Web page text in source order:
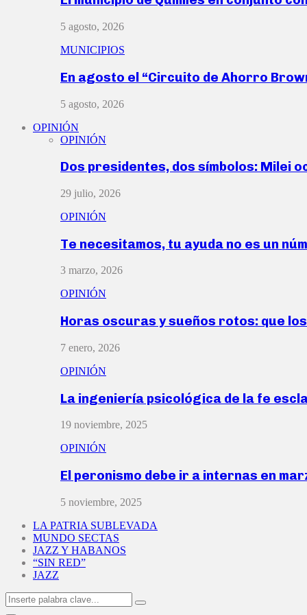
5 agosto, 2026
MUNICIPIOS
En agosto el “Circuito de Ahorro
5 agosto, 2026
OPINIÓN
OPINIÓN
Dos presidentes, dos símbolos: Milei
29 julio, 2026
OPINIÓN
Te necesitamos, tu ayuda no es un
3 marzo, 2026
OPINIÓN
Horas oscuras y sueños rotos: que
7 enero, 2026
OPINIÓN
La ingeniería psicológica de la fe
19 noviembre, 2025
OPINIÓN
El peronismo debe ir a internas en
5 noviembre, 2025
LA PATRIA SUBLEVADA
MUNDO SECTAS
JAZZ Y HABANOS
“SIN RED”
JAZZ
Search
for:
Search